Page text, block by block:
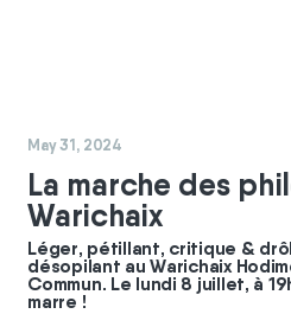
#GBC
May 31, 2024
La marche des
Warichaix
Léger, pétillant, critique &
désopilant au Warichaix
Commun. Le lundi 8 juillet, à
marre !